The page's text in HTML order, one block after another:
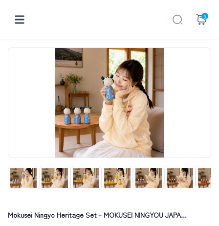
0
Mokusei Ningyo Heritage Set - MOKUSEI NINGYOU JAPA...